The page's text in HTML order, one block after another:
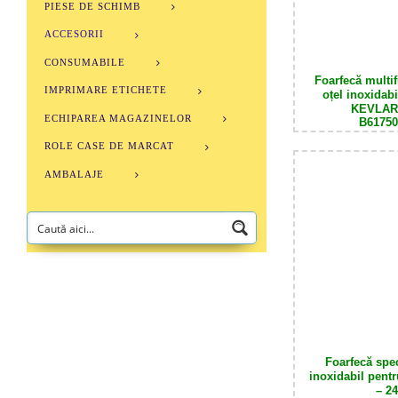
Foarfecă
oțel
KEVLAR
Foarfecă
inoxidabil
– 24
PIESE DE SCHIMB
ACCESORII
CONSUMABILE
IMPRIMARE ETICHETE
ECHIPAREA MAGAZINELOR
ROLE CASE DE MARCAT
AMBALAJE